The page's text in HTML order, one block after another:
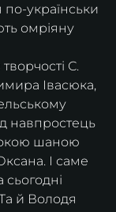
українськи
омріяну
Івасюка,
навпростець
шаною
І саме
й Володя